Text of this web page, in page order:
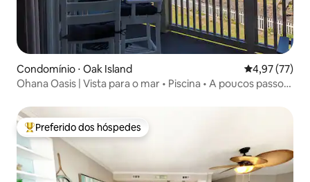
Condomínio ⋅ Oak Island 4,97 de uma
4,97 (77)
Ohana Oasis | Vista para o mar • Piscina • A poucos passos
Entre os melhores preferidos dos hóspedes
Preferido dos hóspedes